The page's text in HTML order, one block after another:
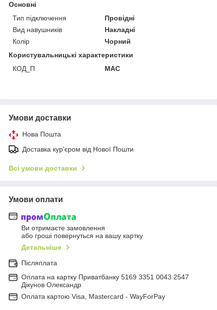
Основні
Тип підключення
Провідні
Вид навушників
Накладні
Колір
Чорний
Користувальницькі характеристики
КОД_П
MAC
Умови доставки
Нова Пошта
Доставка кур'єром від Нової Пошти
Всі умови доставки
Умови оплати
Ви отримаєте замовлення
або гроші повернуться на вашу картку
Детальніше
Післяплата
Оплата на картку Приватбанку 5169 3351 0043 2547
Дікунов Олександр
Оплата картою Visa, Mastercard - WayForPay